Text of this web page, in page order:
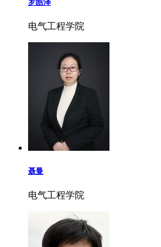
罗皓泽
电气工程学院
聂曼
电气工程学院